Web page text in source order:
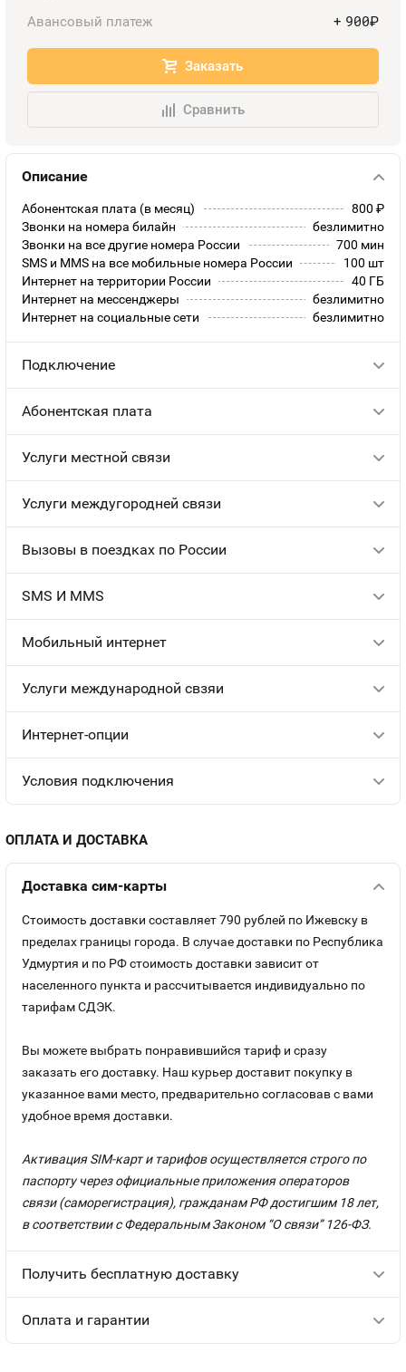
Авансовый платеж + 900руб.
Заказать
Сравнить
Описание
Абонентская плата (в месяц) 800 руб.
Звонки на номера билайн
безлимитно
Звонки на все другие номера России
700 мин
SMS и MMS на все мобильные номера России
100 шт
Интернет на территории России
40 ГБ
Интернет на мессенджеры
безлимитно
Интернет на социальные сети
безлимитно
Подключение
Абонентская плата
Услуги местной связи
Услуги междугородней связи
Вызовы в поездках по России
SMS И MMS
Мобильный интернет
Услуги международной свзяи
Интернет-опции
Условия подключения
ОПЛАТА И ДОСТАВКА
Доставка сим-карты
Стоимость доставки составляет 790 рублей по Ижевску в
пределах границы города. В случае доставки по Республика
Удмуртия и по РФ стоимость доставки зависит от
населенного пункта и рассчитывается индивидуально по
тарифам СДЭК.
Вы можете выбрать понравившийся тариф и сразу
заказать его доставку. Наш курьер доставит покупку в
указанное вами место, предварительно согласовав с вами
удобное время доставки.
Активация SIM-карт и тарифов осуществляется строго по
паспорту через официальные приложения операторов
связи (саморегистрация), гражданам РФ достигшим 18 лет,
в соответствии с Федеральным Законом “О связи” 126-ФЗ.
Получить бесплатную доставку
Оплата и гарантии